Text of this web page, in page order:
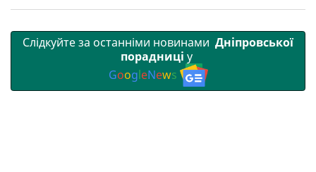
Слідкуйте за останніми новинами Дніпровської
порадниці у
GoogleNews